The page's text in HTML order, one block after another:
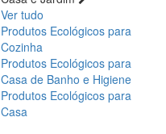
Ver tudo
Produtos Ecológicos para
Cozinha
Produtos Ecológicos para
Casa de Banho e Higiene
Produtos Ecológicos para
Casa